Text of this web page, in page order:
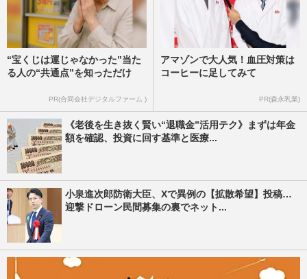
“宝くじは運じゃなかった”当た
る人の“共通点”を知っただけ
PR(合同会社デジタルファーム )
アマゾンで大人気！血圧対策は
コーヒーに足してみて
PR(森永乳業)
《老後を生き抜く賢い“退職金”活用テク》まずは年金
額を確認、投資に回す基準と医療...
小泉進次郎防衛大臣、Xで異例の【拡散希望】投稿…
迎撃ドローン民間募集の裏でネット...